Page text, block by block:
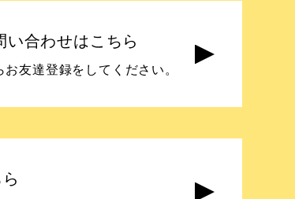
い合わせはこちら
友達登録をしてください。